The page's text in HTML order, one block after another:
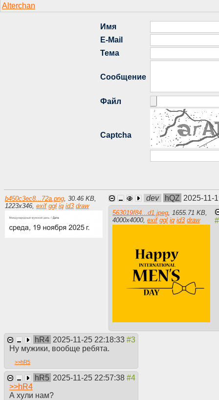
b450c3ec8...72a.png, 30.46 KB,
1223x346, exif ggl iq id3 draw
dev hQZ 2025-11-
563019f84...d1.jpeg,1655.71 KB,
4000x4000,exif ggl iq id3 draw
hR4 2025-11-25 22:18:33
Ну мужики, вообще ребята.
>>hR5
hR5 2025-11-25 22:57:38
>>hR4
А хули нам?